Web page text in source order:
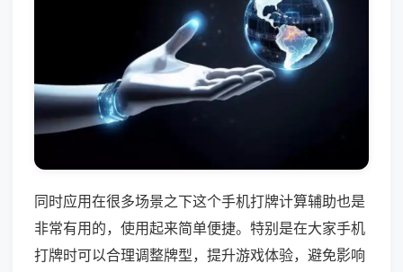
同时应用在很多场景之下这个手机打牌计算辅助也是
非常有用的，使用起来简单便捷。特别是在大家手机
打牌时可以合理调整牌型，提升游戏体验，避免影响